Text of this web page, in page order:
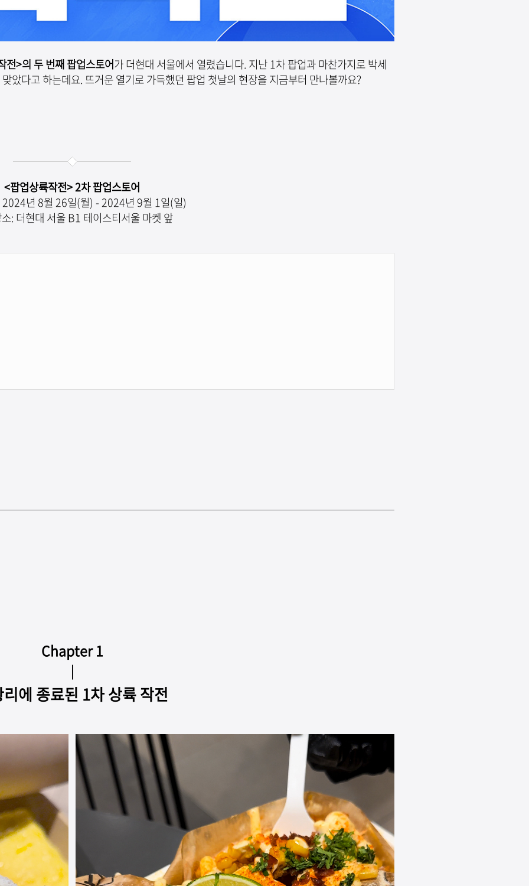
전>의 두 번째 팝업스토어가 더현대 서울에서 열렸습니다. 지난 1차 팝업과 마찬가지로 박세
았다고 하는데요. 뜨거운 열기로 가득했던 팝업 첫날의 현장을 지금부터 만나볼까요?
<팝업상륙작전> 2차 팝업스토어
2024년 8월 26일(월) - 2024년 9월 1일(일)
: 더현대 서울 B1 테이스티서울 마켓 앞
Chapter 1
｜
에 종료된 1차 상륙 작전